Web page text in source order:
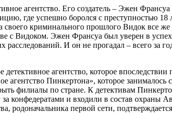
агентство. Его создатель – Эжен
где успешно боролся с преступностью
криминального прошлого Видок все же
с Видоком. Эжен Франсуа был уверен в
И он не прогадал – всего за
агентство, которое
Пинкертона», которое занималось
филиалы по стране. К детективам
конфедератами и входили в состав охраны
родоначальника первой сети,